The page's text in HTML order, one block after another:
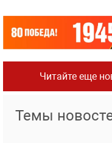
Читайте еще
Темы